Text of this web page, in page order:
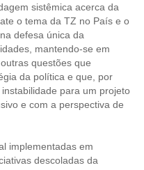
PROFISSÃO
sistêmica acerca da
o tema da TZ no País e o
defesa única da
mantendo-se em
questões que
da política e que, por
para um projeto
e com a perspectiva de
implementadas em
descoladas da